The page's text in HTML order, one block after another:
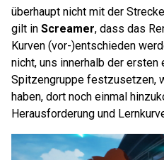
überhaupt nicht mit der
gilt in Screamer, dass das
Kurven (vor-)entschieden
nicht, uns innerhalb der
Spitzengruppe festzusetzen,
haben, dort noch einmal
Herausforderung und